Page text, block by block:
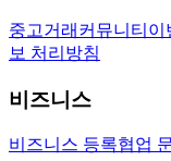
중고거래 커뮤니티 이
보 처리방침
비즈니스
비즈니스 등록협업